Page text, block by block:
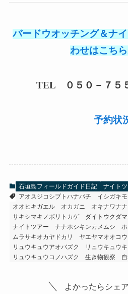
バードウオッチング＆ナ
わせはこちら
TEL ０５０－７５
予約状
石垣島フィールドガイド日記
ナイト
アオスジコシブトハナバチ
イシガキ
オオヒキガエル
オカガニ オキナワナ
サキシマキノボリトカゲ
ダイトウクダ
ナイトツアー
ナナホシキンカメムシ
ムラサキオカヤドカリ
ヤエヤマオオコウ
リュウキュウアオバズク
リュウキュウ
リュウキュウコノハズク
生き物観察
よかったらシェ